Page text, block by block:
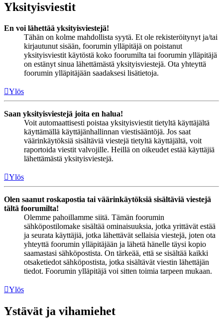
Yksityisviestit
En voi lähettää yksityisviestejä!
Tähän on kolme mahdollista syytä. Et ole rekisteröitynyt ja/tai
kirjautunut sisään, foorumin ylläpitäjä on poistanut
yksityisviestit käytöstä koko foorumilta tai foorumin ylläpitäjä
on estänyt sinua lähettämästä yksityisviestejä. Ota yhteyttä
foorumin ylläpitäjään saadaksesi lisätietoja.
Ylös
Saan yksityisviestejä joita en halua!
Voit automaattisesti poistaa yksityisviestit tietyltä käyttäjältä
käyttämällä käyttäjänhallinnan viestisääntöjä. Jos saat
väärinkäytöksiä sisältäviä viestejä tietyltä käyttäjältä, voit
raportoida viestit valvojille. Heillä on oikeudet estää käyttäjiä
lähettämästä yksityisviestejä.
Ylös
Olen saanut roskapostia tai väärinkäytöksiä sisältäviä viestejä
tältä foorumilta!
Olemme pahoillamme siitä. Tämän foorumin
sähköpostilomake sisältää ominaisuuksia, jotka yrittävät estää
ja seurata käyttäjiä, jotka lähettävät sellaisia viestejä, joten ota
yhteyttä foorumin ylläpitäjään ja lähetä hänelle täysi kopio
saamastasi sähköpostista. On tärkeää, että se sisältää kaikki
otsaketiedot sähköpostista, jotka sisältävät viestin lähettäjän
tiedot. Foorumin ylläpitäjä voi sitten toimia tarpeen mukaan.
Ylös
Ystävät ja vihamiehet